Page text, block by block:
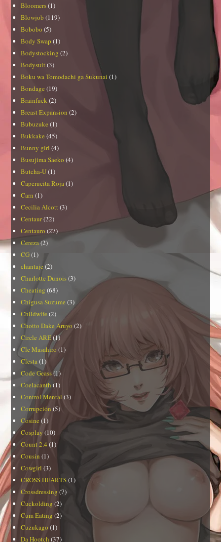
Bloomers(1)
Blowjob (119)
Bobobo (5)
Body Swap (1)
Bodystocking (2)
Bodysuit (3)
Boku wa Tomodachi ga Sukunai (1)
Bondage (19)
Brainfuck (2)
Breast Expansion (2)
Bubuzuke (1)
Bukkake (45)
Bunny girl (4)
Busujima Saeko (4)
Butcha-U(1)
Caperucita Roja (1)
Carn (1)
Cecilia Alcott (3)
Centaur(22)
Centauro (27)
Cereza(2)
CG(1)
chantaje (2)
Charlotte Dunois(3)
Cheating (68)
Chigusa Suzume (3)
Childwife (2)
Chotto Dake Aruyo (2)
Circle ARE(1)
Cle Masahiro (1)
Clesta (1)
Code Geass(1)
Coelacanth (1)
Control Mental (3)
Corrupción (5)
Cosine (1)
Cosplay(10)
Count 2.4 (1)
Cousin (1)
Cowgirl (3)
CROSS HEARTS(1)
Crossdressing (7)
Cuckolding (2)
Cum Eating (2)
Cuzukago (1)
Da Hootch (37)